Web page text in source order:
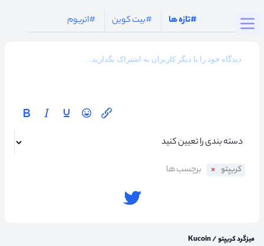
#تازه ها #بیت کوین #اتریوم
کریپتو
میزگرد کریپتو/
Kucoin